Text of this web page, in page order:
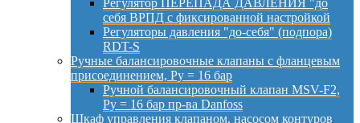
Регулятор ПЕРЕПАДА ДАВЛЕНИЯ "до
себя ВРПД с фиксированной настройкой
Регуляторы давления "до-себя" (подпора)
RDT-S
Ручные балансировочные клапаны с фланцевым
присоединением, Py = 16 бар
Ручной балансировочный клапан MSV-F2,
Py = 16 бар пр-ва Danfoss
Шкаф управления клапаном, насосом контуров